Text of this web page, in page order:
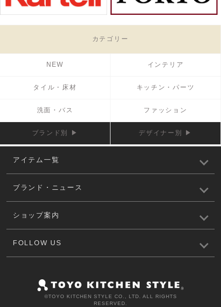
カテゴリー
NEW インテリア
タイル・床材 キッチン・パーツ
洗面・バス ファッション
ブランド別 ▶ デザイナー別 ▶
アイテム一覧
ブランド・ニュース
ショップ案内
FOLLOW US
©️TOYO KITCHEN STYLE CO., LTD. ALL RIGHTS
RESERVED.